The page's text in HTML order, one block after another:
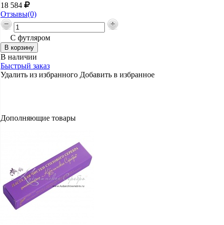
18 584
Отзывы(0)
С футляром
В наличии
Быстрый заказ
Удалить из избранного Добавить в избранное
Дополняющие товары